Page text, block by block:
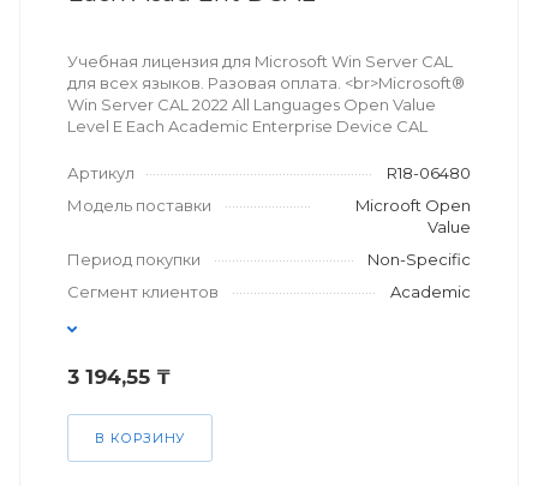
Учебная лицензия для Microsoft Win Server CAL
для всех языков. Разовая оплата. <br>Microsoft®
Win Server CAL 2022 All Languages Open Value
Level E Each Academic Enterprise Device CAL
Артикул
R18-06480
Модель поставки
Microoft Open
Value
Период покупки
Non-Specific
Сегмент клиентов
Academic
3 194,55 ₸
В КОРЗИНУ